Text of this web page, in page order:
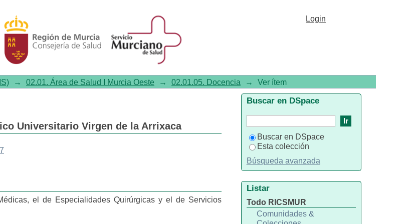
Login
→ 02.01. Área de Salud I Murcia Oeste → 02.01.05. Docencia → Ver ítem
Universitario Virgen de la Arrixaca
el de Especialidades Quirúrgicas y el de Servicios
Buscar en DSpace
Buscar en DSpace
Esta colección
Búsqueda avanzada
Listar
Todo RICSMUR
Comunidades &